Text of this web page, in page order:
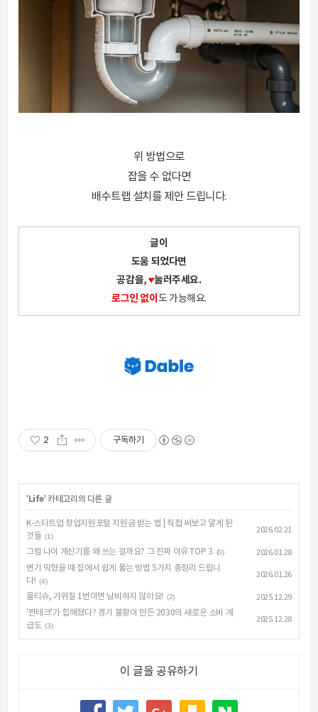
위 방법으로
잡을 수 없다면
배수트랩 설치를 제안 드립니다.
글이
도움 되었다면
공감을,♥눌러주세요.
로그인 없이 도 가능해요.
2 구독하기
' Life' 카테고리의 다른 글
K-스타트업 창업지원포털 지원금 받는 법 | 직접 써보고 알게 된
것들 (1)
2026.02.21
그럼 나이 계산기를 왜 쓰는 걸까요? 그 진짜 이유 TOP 3 (0)
2026.01.28
변기 막혔을 때 집에서 쉽게 뚫는 방법 5가지 총정리 드립니
다! (4)
2026.01.26
물티슈, 가위질 1번이면 낭비하지 않아요! (2)
2025.12.29
'짠테크'가 힙해졌다? 경기 불황이 만든 2030의 새로운 소비 계
급도 (3)
2025.12.28
이 글을 공유하기